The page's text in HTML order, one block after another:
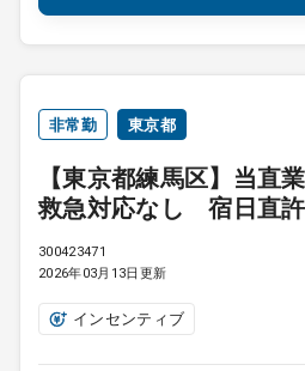
非常勤 東京都
【東京都練馬区】当
救急対応なし 宿日直許
300423471
2026年03月13日更新
インセンティブ